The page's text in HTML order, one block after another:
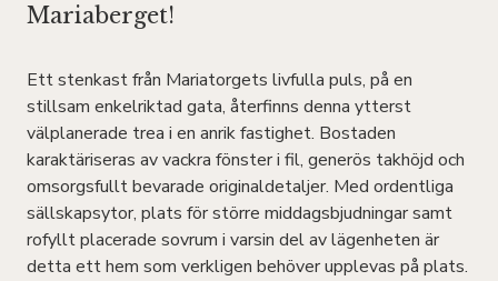
Mariaberget!
Ett stenkast från Mariatorgets livfulla puls, på en
stillsam enkelriktad gata, återfinns denna ytterst
välplanerade trea i en anrik fastighet. Bostaden
karaktäriseras av vackra fönster i fil, generös takhöjd och
omsorgsfullt bevarade originaldetaljer. Med ordentliga
sällskapsytor, plats för större middagsbjudningar samt
rofyllt placerade sovrum i varsin del av lägenheten är
detta ett hem som verkligen behöver upplevas på plats.